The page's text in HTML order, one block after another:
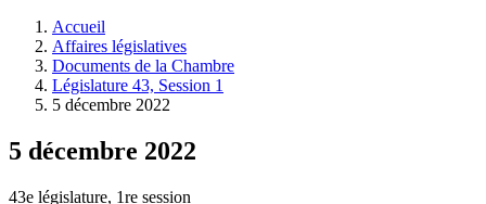
législative.
Accueil
Affaires législatives
Documents de la Chambre
Législature 43, Session 1
5 décembre 2022
5 décembre 2022
43e législature, 1re session